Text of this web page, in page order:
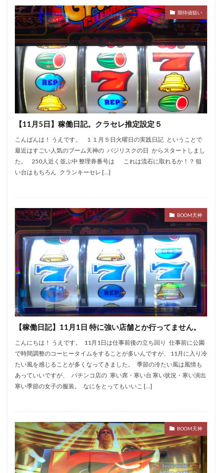
期待値狙い
【11月5日】稼働日記。クラセレ推定設定５
こんばんは！ うえです。 １１月５日火曜日の実践日記 ということで
最近はすごい人気のブーム天神の バジリスクの日 からスタートしまし
た。 250人近く並ぶ中 整理券番号は これは流石に取れるか！？ 狙
い台はもちろん クランキーセレ […]
BOOM天神
【稼働日記】11月1日 特に強い店舗とか行ってません。
こんにちは！ うえです。 11月1日は仕事前後の立ち回り 仕事前に公園
で時間調整のコーヒータイムをすることが多いんですが、 11月に入り冷
たい風を感じることが多くなってきました。 季節の冷たい風は風情も
あっていいですが、 パチンコ店の 寒い席・寒い台 寒い状況・寒い演出
寒い季節の女子の服装。 なにをとってもいいこ […]
BOOM天神
検索